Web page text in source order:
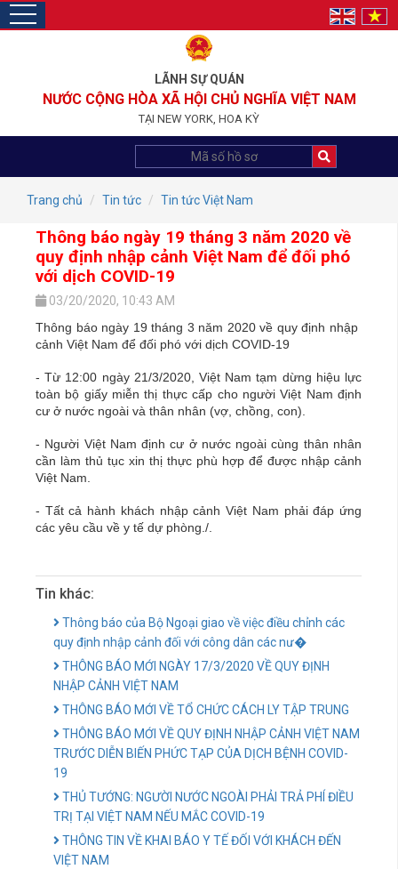
LÃNH SỰ QUÁN
NƯỚC CỘNG HÒA XÃ HỘI CHỦ NGHĨA VIỆT NAM
TẠI NEW YORK, HOA KỲ
toggle
navigation
Trang chủ Tin tức Tin tức Việt Nam
Thông báo ngày 19 tháng 3 năm 2020 về
quy định nhập cảnh Việt Nam để đối phó
với dịch COVID-19
03/20/2020, 10:43 AM
Thông báo ngày 19 tháng 3 năm 2020 về quy định nhập
cảnh Việt Nam để đối phó với dịch COVID-19
- Từ 12:00 ngày 21/3/2020, Việt Nam tạm dừng hiệu lực
toàn bộ giấy miễn thị thực cấp cho người Việt Nam định
cư ở nước ngoài và thân nhân (vợ, chồng, con).
- Người Việt Nam định cư ở nước ngoài cùng thân nhân
cần làm thủ tục xin thị thực phù hợp để được nhập cảnh
Việt Nam.
- Tất cả hành khách nhập cảnh Việt Nam phải đáp ứng
các yêu cầu về y tế dự phòng./.
Tin khác:
Thông báo của Bộ Ngoại giao về việc điều chỉnh các
quy định nhập cảnh đối với công dân các nư�
THÔNG BÁO MỚI NGÀY 17/3/2020 VỀ QUY ĐỊNH
NHẬP CẢNH VIỆT NAM
THÔNG BÁO MỚI VỀ TỔ CHỨC CÁCH LY TẬP TRUNG
THÔNG BÁO MỚI VỀ QUY ĐỊNH NHẬP CẢNH VIỆT NAM
TRƯỚC DIỄN BIẾN PHỨC TẠP CỦA DỊCH BỆNH COVID-
19
THỦ TƯỚNG: NGƯỜI NƯỚC NGOÀI PHẢI TRẢ PHÍ ĐIỀU
TRỊ TẠI VIỆT NAM NẾU MẮC COVID-19
THÔNG TIN VỀ KHAI BÁO Y TẾ ĐỐI VỚI KHÁCH ĐẾN
VIỆT NAM